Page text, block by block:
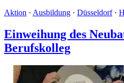
Aktion · Ausbildung · Düsseldorf·
Einweihung des
Berufskolleg